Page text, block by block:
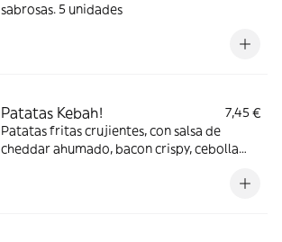
sabrosas. 5 unidades
Patatas Kebah!
7,45 €
Patatas fritas crujientes, con salsa de
cheddar ahumado, bacon crispy, cebolla